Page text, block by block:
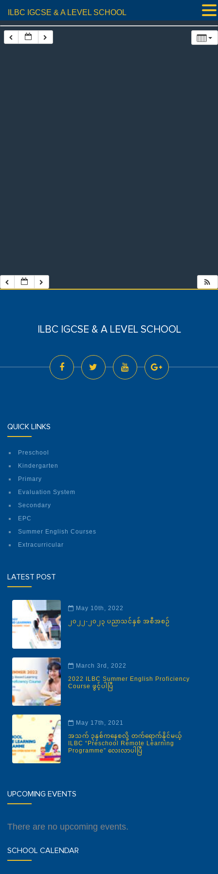
ILBC IGCSE & A LEVEL SCHOOL
QUICK LINKS
Preschool
Kindergarten
Primary
Evaluation System
Secondary
EPC
Summer English Courses
Extracurricular
LATEST POST
May 10th, 2022
၂၀၂၂-၂၀၂၃ ပညာသင်နှစ် အစီအစဉ်
March 3rd, 2022
2022 ILBC Summer English Proficiency
Course ဖွင့်ပါပြီ
May 17th, 2021
အသက် ၃နှစ်ကနေစလို့ တက်ရောက်နိုင်မယ့်
ILBC “Preschool Remote Learning
Programme” လေးလာပါပြီ
UPCOMING EVENTS
There are no upcoming events.
SCHOOL CALENDAR
ILBC IGCSE & A LEVEL SCHOOL